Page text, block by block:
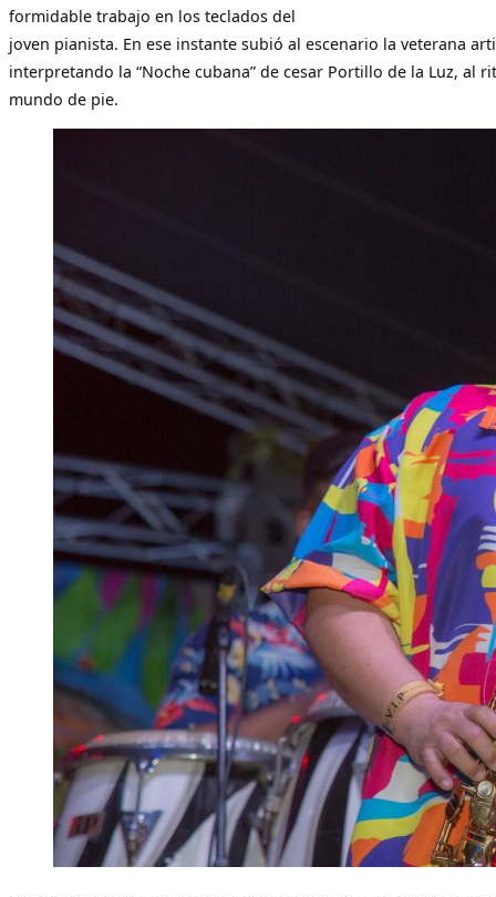
formidable trabajo en los teclados del
joven pianista. En ese instante subió al escenario la veterana
interpretando la “Noche cubana” de cesar Portillo de la Luz, al
mundo de pie.